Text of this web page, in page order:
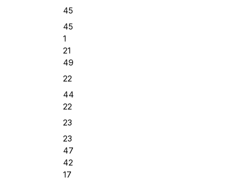
45
45
1
21
49
22
44
22
23
23
47
42
17